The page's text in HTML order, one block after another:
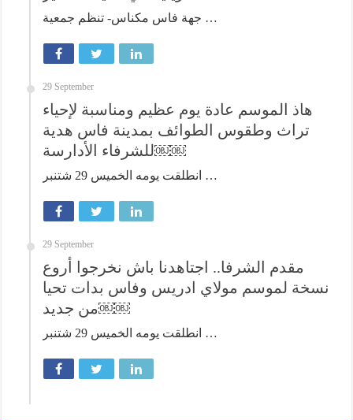
جهة فاس مكناس- تنظم جمعية …
29 September
هاذ الموسم عادة يوم عظيم ومناسبة لإحياء
تراث وطقوس الطوائف بمدينة فاس هدية
للشرفاء الأدارسة￼￼
انطلقت يومه الخميس 29 شتنبر …
29 September
مقدم الشرفا.. اجتاهدنا باش نخرجوا أروع
نسخة لموسم مولاي ادريس وفاس بدات تحيا
من جديد￼￼
انطلقت يومه الخميس 29 شتنبر …